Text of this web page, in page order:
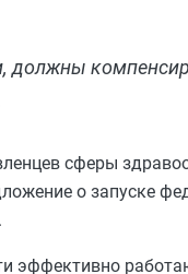
сферы
о запуске
.
эффективно